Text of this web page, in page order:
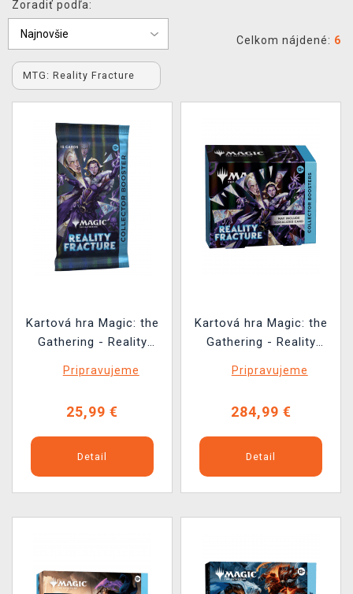
XZONE KLUB
Zoradiť podľa:
Celkom nájdené: 6
MTG: Reality Fracture
Kartová hra Magic: the
Gathering - Reality
Booster (15 kariet)
Pripravujeme
25,99 €
Detail
Kartová hra Magic: the
Gathering - Reality
Booster Box (12
Pripravujeme
284,99 €
Detail